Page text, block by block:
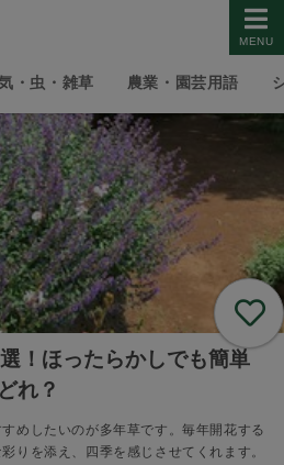
MENU
・虫・雑草 農業・園芸用語
！ほったらかしでも簡単
れ？
めしたいのが多年草です。毎年開花する
りを添え、四季を感じさせてくれます。